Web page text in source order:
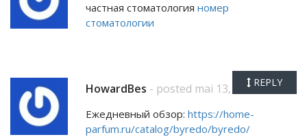
частная стоматология номер
стоматологии
HowardBes - posted mai 13, 2026
Ежедневный обзор: https://home-
parfum.ru/catalog/byredo/byredo/
REPLY